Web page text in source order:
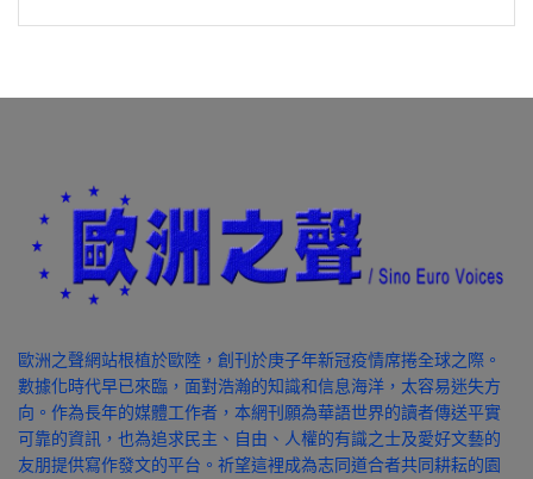
歐洲之聲網站根植於歐陸，創刊於庚子年新冠疫情席捲全球之際。
數據化時代早已來臨，面對浩瀚的知識和信息海洋，太容易迷失方
向。作為長年的媒體工作者，本網刊願為華語世界的讀者傳送平實
可靠的資訊，也為追求民主、自由、人權的有識之士及愛好文藝的
友朋提供寫作發文的平台。祈望這裡成為志同道合者共同耕耘的園